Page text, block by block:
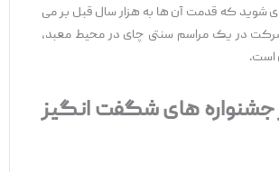
شوید که قدمت آن ‌ها به هزار سال قبل بر می‌
در یک مراسم سنتی چای در محیط معبد،
های شگفت ‌انگیز